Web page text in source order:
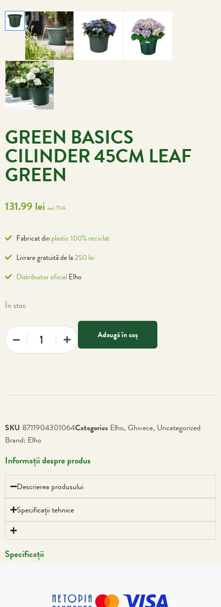
GREEN BASICS
CILINDER 45CM LEAF
GREEN
131.99 lei incl. TVA
Fabricat dinplastic 100% reciclat
Livrare gratuită de la250 lei
Distribuitor oficial Elho
În stoc
Adaugă în coș
SKU 8711904301064Categories Elho, Ghivece, Uncategorized
Brand: Elho
Informații despre produs
Descrierea produsului
Specificații tehnice
Specificații